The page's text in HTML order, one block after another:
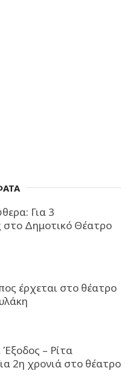
Για 3
στο Δημοτικό Θέατρο
έρχεται στο θέατρο
Έξοδος – Ρίτα
2η χρονιά στο θέατρο